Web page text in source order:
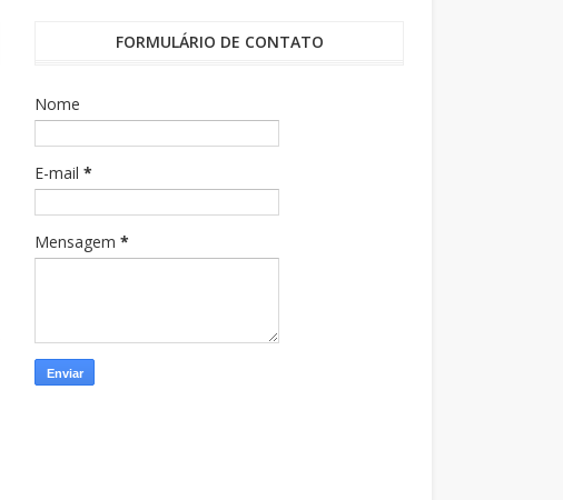
FORMULÁRIO DE CONTATO
Nome
E-mail*
Mensagem*